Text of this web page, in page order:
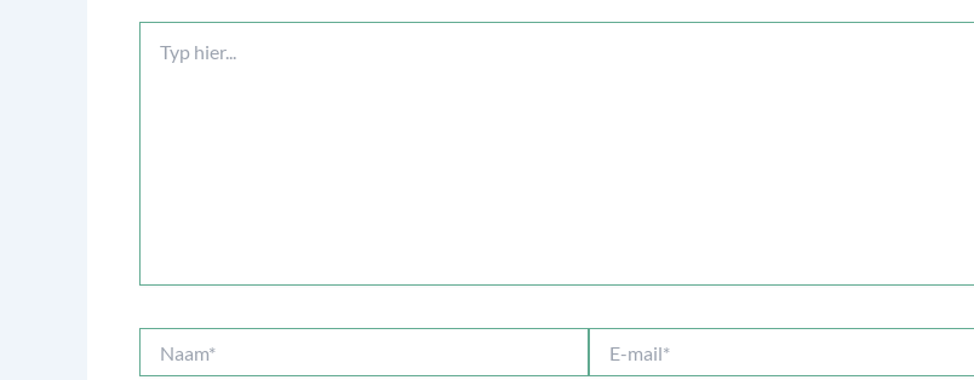
hier...
mail*